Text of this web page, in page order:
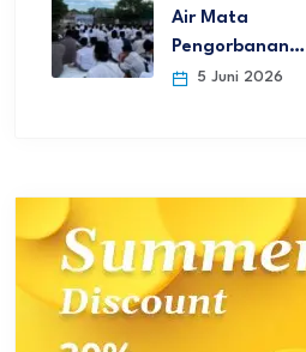
Air Mata
Pengorbanan…
5 Juni 2026